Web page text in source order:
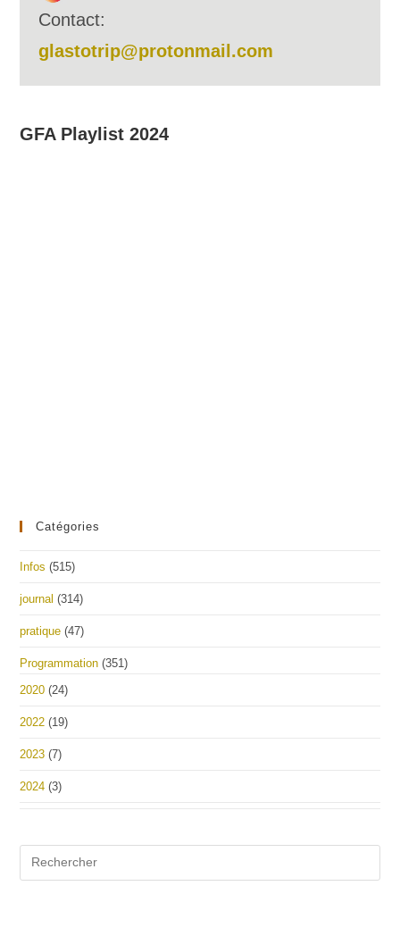
Contact:
glastotrip@protonmail.com
GFA Playlist 2024
Catégories
Infos (515)
journal (314)
pratique (47)
Programmation (351)
2020 (24)
2022 (19)
2023 (7)
2024 (3)